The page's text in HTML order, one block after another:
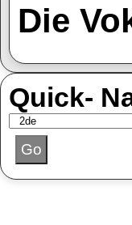
Die
Quick-
Go